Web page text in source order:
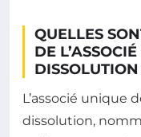
QUELLES
DE
L’associé unique
dissolution,